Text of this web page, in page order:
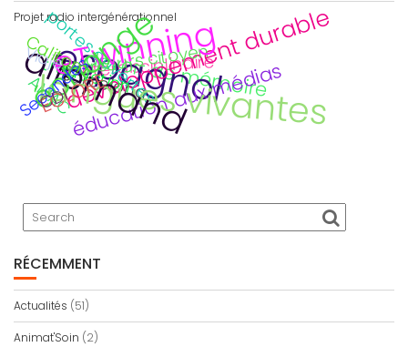
Projet radio intergénérationnel
interdisciplinaire
devoir de mémoire
Barcelona
AMACespagnol
jeu
éducation aux médias
développement durable
portes ouvertes
traduction
parcours citoyen
langues vivantes
allemand
eTwinning
échange
ECLORE
Viaje
Secondes
Calitom
CDI
RÉCEMMENT
Actualités (51)
Animat'Soin (2)